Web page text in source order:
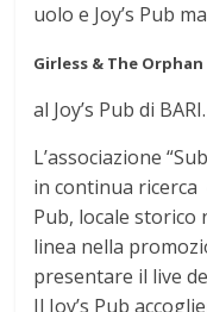
uolo e Joy’s Pub
Girless & The Orphan
al Joy’s Pub di
L’associazione
in continua ricerca
Pub, locale storico
linea nella
presentare il live
Il Joy’s Pub